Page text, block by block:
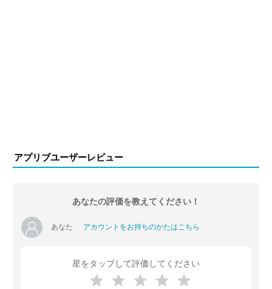
アプリブユーザーレビュー
あなたの評価を教えてください！
あなた アカウントをお持ちのかたはこちら
星をタップして評価してください